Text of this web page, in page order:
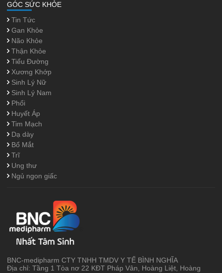
GÓC SỨC KHỎE
Tin Tức
Gan Khỏe
Não Khỏe
Thận Khỏe
Tiểu Đường
Xương Khớp
Sinh Lý Nữ
Sinh Lý Nam
Phổi
Huyết Áp
Tim Mạch
Dạ dày
Bổ Mắt
Trĩ
Ung thư
Ngủ ngon giấc
BNC-medipharm CTY TNHH TMDV Y TẾ BÌNH NGHĨA
Địa chỉ: Tầng 1 Tòa nơ 22 KĐT Pháp Vân, Hoàng Liệt, Hoàng